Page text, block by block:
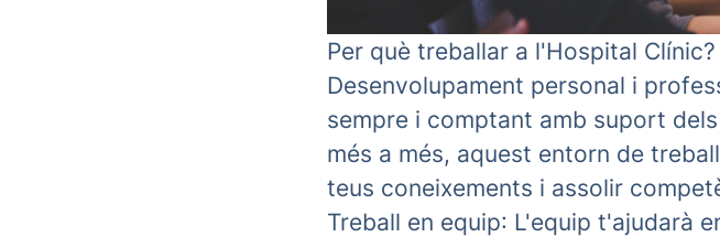
Per què treballar a l'Hospital Clínic?
Desenvolupament personal i
sempre i comptant amb suport
més a més, aquest entorn de
teus coneixements i assolir
Treball en equip: L'equip t'ajudarà